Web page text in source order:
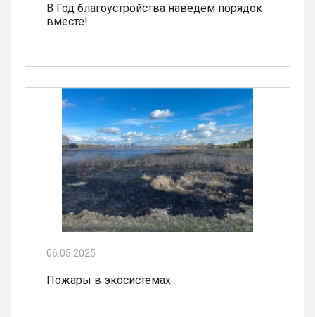
В Год благоустройства наведем порядок
вместе!
06.05.2025
Пожары в экосистемах